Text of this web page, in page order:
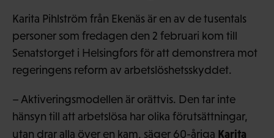
Karita Pihlström från Ekenäs är en av de tusentals
personer som fredagen den 2 februari kom till
Senatstorget i Helsingfors för att demonstrera mot
regeringens reform av arbetslöshetsskyddet.
– Aktiveringsmodellen är orättvis. Den tar inte
hänsyn till att arbetslösa har olika förutsättningar,
utan drar alla över en kam, säger 60-åriga Karita